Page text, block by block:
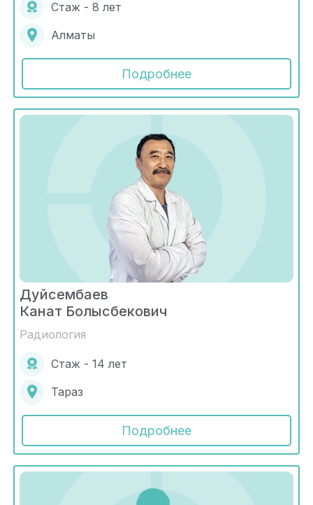
Стаж - 8 лет
Алматы
Подробнее
Дуйсембаев
Канат Болысбекович
Радиология
Стаж - 14 лет
Тараз
Подробнее